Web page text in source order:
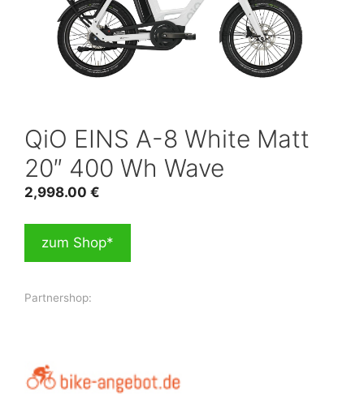
QiO EINS A-8 White Matt
20″ 400 Wh Wave
2,998.00 €
zum Shop*
Partnershop: